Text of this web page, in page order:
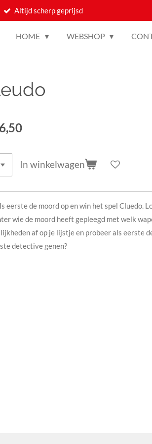
Altijd scherp geprijsd
HOME WEBSHOP
In winkelwagen
eerste de moord op en win het spel Cluedo.
wie de moord heeft gepleegd met welk
af op je lijstje en probeer als eerste
detective genen?